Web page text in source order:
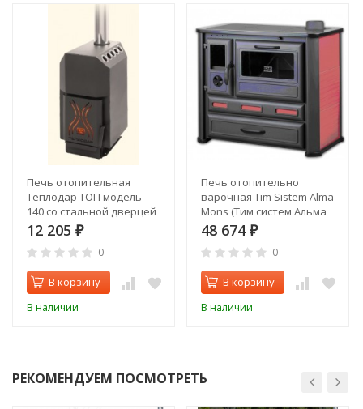
Печь отопительная
Теплодар ТОП модель
140 со стальной дверцей
12 205 ₽
0
В корзину
В наличии
Печь отопительно
варочная Tim Sistem Alma
Mons (Тим систем Альма
Монс)
48 674 ₽
0
В корзину
В наличии
РЕКОМЕНДУЕМ ПОСМОТРЕТЬ